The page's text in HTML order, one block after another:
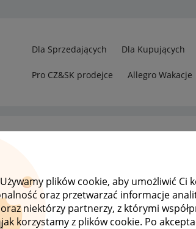
Używamy plików cookie, aby umożliwić Ci
oraz przetwarzać informacje
niektórzy partnerzy, z którymi
korzystamy z plików cookie. Po
Dla Sprzedających Dla Kupujących
Pro CZ&SK prodejce Allegro Wakacje